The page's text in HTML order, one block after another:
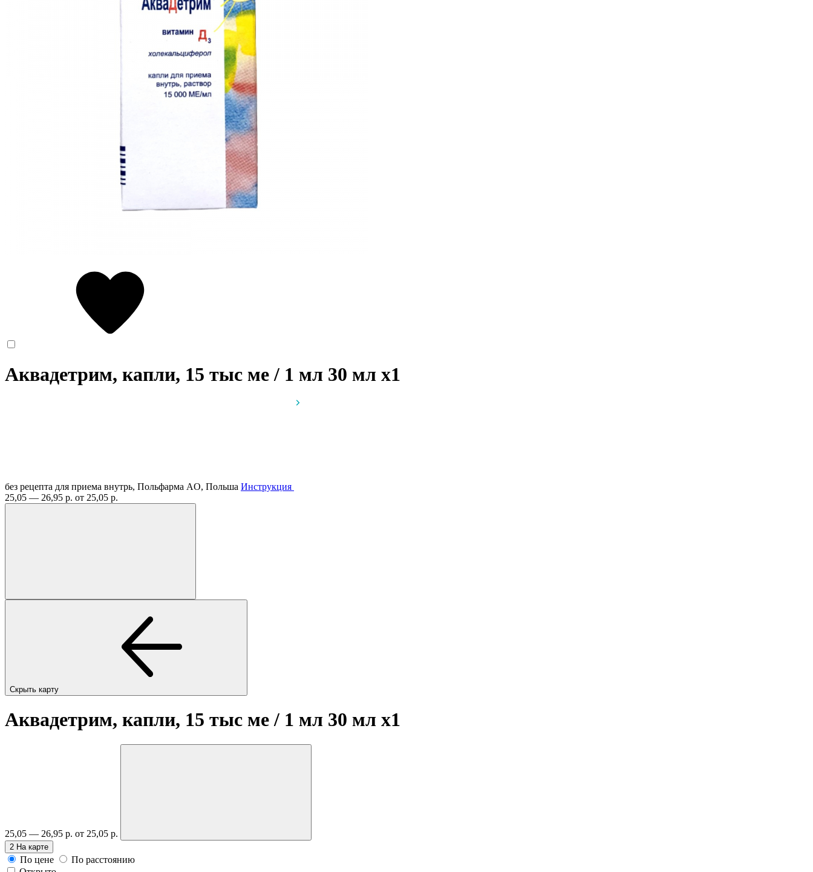
Аквадетрим, капли, 15 тыс ме / 1 мл 30 мл x1
без рецепта для приема внутрь, Польфарма AO, Польша Инструкция
25,05 — 26,95 р. от 25,05 р.
Скрыть карту
Аквадетрим, капли, 15 тыс ме / 1 мл 30 мл x1
25,05 — 26,95 р. от 25,05 р.
2 На карте
По цене
По расстоянию